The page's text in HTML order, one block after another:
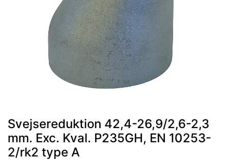
Svejsereduktion 42,4-26,9/2,6-2,3
mm. Exc. Kval. P235GH, EN 10253-
2/rk2 type A